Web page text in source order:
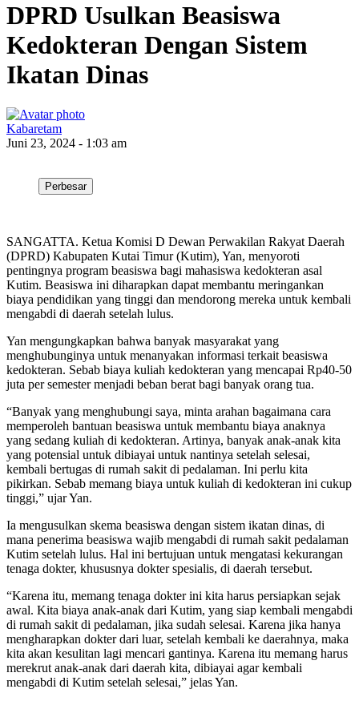
DPRD Usulkan Beasiswa
Kedokteran Dengan Sistem
Ikatan Dinas
Kabaretam
Juni 23, 2024 - 1:03 am
Perbesar
SANGATTA. Ketua Komisi D Dewan Perwakilan Rakyat Daerah
(DPRD) Kabupaten Kutai Timur (Kutim), Yan, menyoroti
pentingnya program beasiswa bagi mahasiswa kedokteran asal
Kutim. Beasiswa ini diharapkan dapat membantu meringankan
biaya pendidikan yang tinggi dan mendorong mereka untuk kembali
mengabdi di daerah setelah lulus.
Yan mengungkapkan bahwa banyak masyarakat yang
menghubunginya untuk menanyakan informasi terkait beasiswa
kedokteran. Sebab biaya kuliah kedokteran yang mencapai Rp40-50
juta per semester menjadi beban berat bagi banyak orang tua.
“Banyak yang menghubungi saya, minta arahan bagaimana cara
memperoleh bantuan beasiswa untuk membantu biaya anaknya
yang sedang kuliah di kedokteran. Artinya, banyak anak-anak kita
yang potensial untuk dibiayai untuk nantinya setelah selesai,
kembali bertugas di rumah sakit di pedalaman. Ini perlu kita
pikirkan. Sebab memang biaya untuk kuliah di kedokteran ini cukup
tinggi,” ujar Yan.
Ia mengusulkan skema beasiswa dengan sistem ikatan dinas, di
mana penerima beasiswa wajib mengabdi di rumah sakit pedalaman
Kutim setelah lulus. Hal ini bertujuan untuk mengatasi kekurangan
tenaga dokter, khususnya dokter spesialis, di daerah tersebut.
“Karena itu, memang tenaga dokter ini kita harus persiapkan sejak
awal. Kita biaya anak-anak dari Kutim, yang siap kembali mengabdi
di rumah sakit di pedalaman, jika sudah selesai. Karena jika hanya
mengharapkan dokter dari luar, setelah kembali ke daerahnya, maka
kita akan kesulitan lagi mencari gantinya. Karena itu memang harus
merekrut anak-anak dari daerah kita, dibiayai agar kembali
mengabdi di Kutim setelah selesai,” jelas Yan.